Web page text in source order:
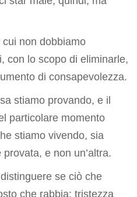
non dobbiamo
con lo scopo di eliminarle,
di consapevolezza.
stiamo provando, e il
particolare momento
stiamo vivendo, sia
e non un’altra.
se ciò che
che rabbia; tristezza